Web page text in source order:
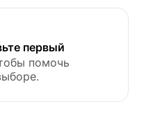
первый
помочь